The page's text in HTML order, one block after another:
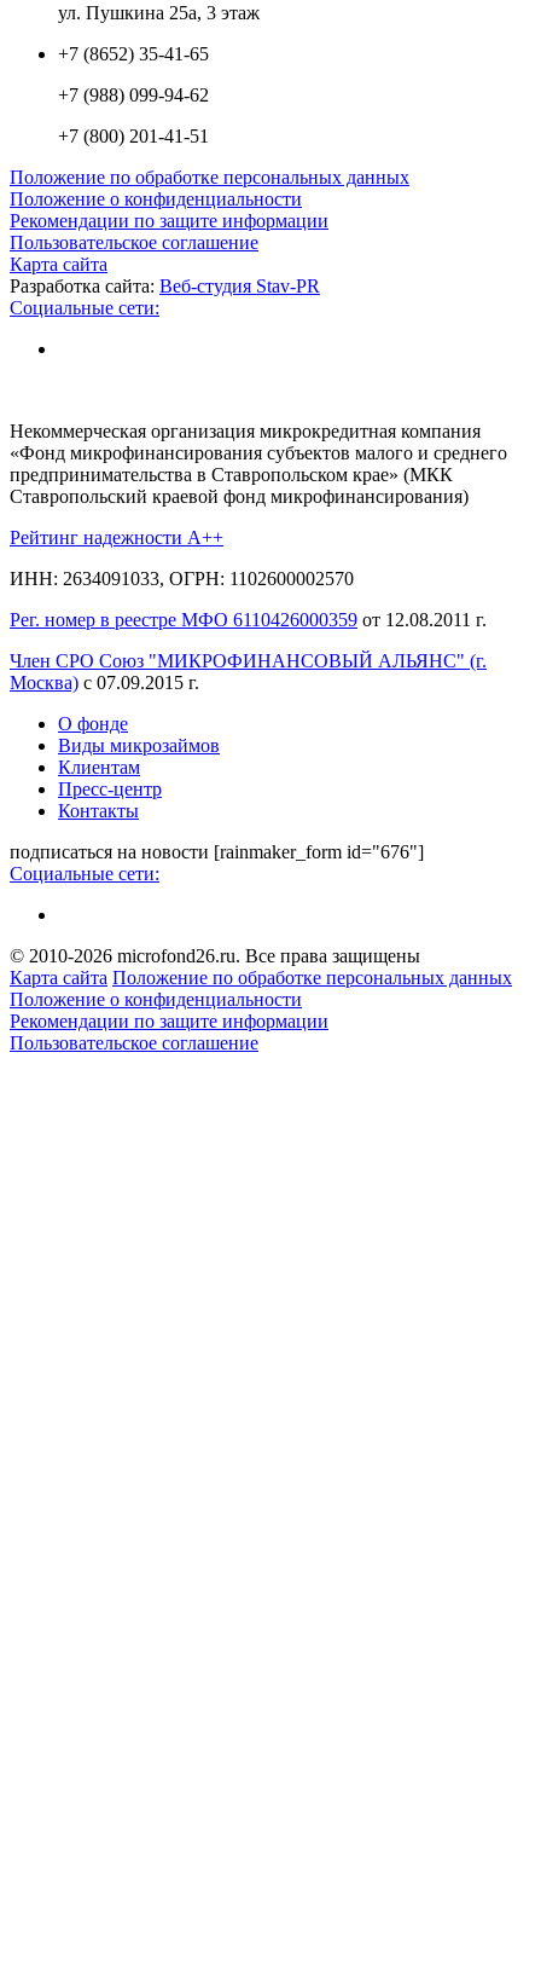
ул. Пушкина 25а, 3 этаж
+7 (8652) 35-41-65
+7 (988) 099-94-62
+7 (800) 201-41-51
Положение по обработке персональных данных
Положение о конфиденциальности
Рекомендации по защите информации
Пользовательское соглашение
Карта сайта
Разработка сайта: Веб-студия Stav-PR
Социальные сети:
Некоммерческая организация микрокредитная компания
«Фонд микрофинансирования субъектов малого и среднего
предпринимательства в Ставропольском крае» (МКК
Ставропольский краевой фонд микрофинансирования)
Рейтинг надежности A++
ИНН: 2634091033, ОГРН: 1102600002570
Рег. номер в реестре МФО 6110426000359 от 12.08.2011 г.
Член СРО Союз "МИКРОФИНАНСОВЫЙ АЛЬЯНС" (г.
Москва) с 07.09.2015 г.
О фонде
Виды микрозаймов
Клиентам
Пресс-центр
Контакты
подписаться на новости [rainmaker_form id="676"]
Социальные сети:
© 2010-2026 microfond26.ru. Все права защищены
Карта сайта Положение по обработке персональных данных
Положение о конфиденциальности
Рекомендации по защите информации
Пользовательское соглашение